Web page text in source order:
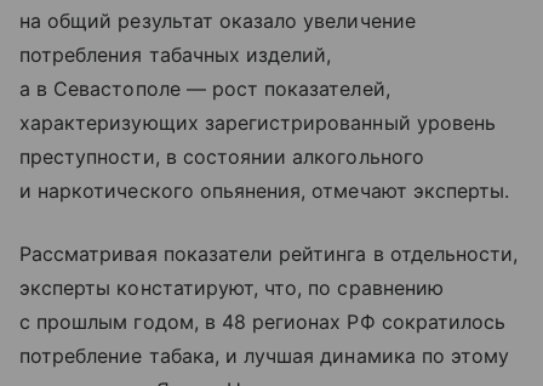
на общий результат оказало увеличение
потребления табачных изделий,
а в Севастополе — рост показателей,
характеризующих зарегистрированный уровень
преступности, в состоянии алкогольного
и наркотического опьянения, отмечают эксперты.
Рассматривая показатели рейтинга в отдельности,
эксперты констатируют, что, по сравнению
с прошлым годом, в 48 регионах РФ сократилось
потребление табака, и лучшая динамика по этому